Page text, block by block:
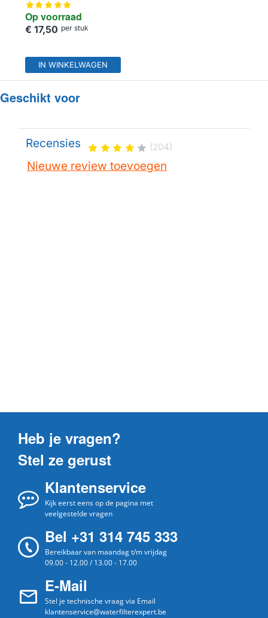
Op voorraad
€ 17,50 per stuk
IN WINKELWAGEN
Geschikt voor
Recensies (204)
Nieuwe review toevoegen
Heb je vragen?
Stel ze gerust
Klantenservice
Kijk eerst eens op de pagina met
veelgestelde vragen
Bel +31 314 745 333
Bereikbaar van maandag t/m vrijdag
09.00 - 12.00 / 13.00 - 17.00
E-Mail
Stel je technische vraag via Email
klantenservice@waterfilterexpert.be